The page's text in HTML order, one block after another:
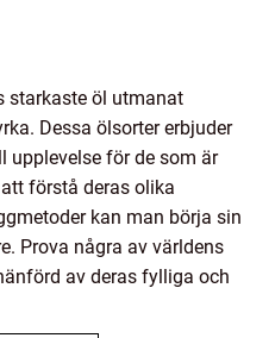
starkaste öl utmanat
Dessa ölsorter erbjuder
upplevelse för de som är
förstå deras olika
kan man börja sin
Prova några av världens
av deras fylliga och